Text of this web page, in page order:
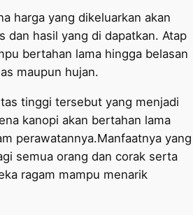
harga yang dikeluarkan akan
dan hasil yang di dapatkan. Atap
bertahan lama hingga belasan
maupun hujan.
tinggi tersebut yang menjadi
kanopi akan bertahan lama
perawatannya.Manfaatnya yang
semua orang dan corak serta
ragam mampu menarik